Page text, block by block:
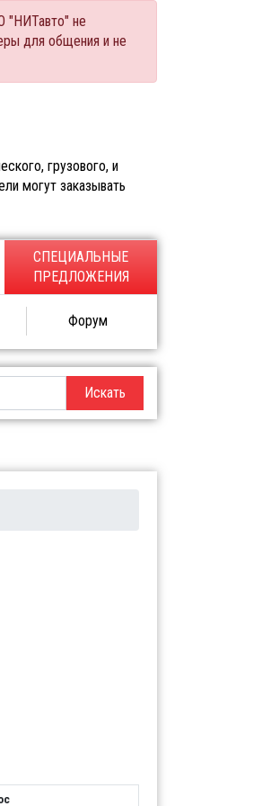
"НИТавто" не
для общения и не
грузового, и
могут заказывать
СПЕЦИАЛЬНЫЕ
ПРЕДЛОЖЕНИЯ
Форум
Искать